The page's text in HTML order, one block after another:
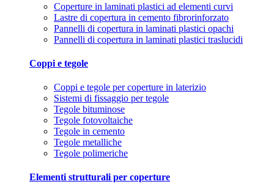
Coperture in laminati plastici ad elementi curvi
Lastre di copertura in cemento fibrorinforzato
Pannelli di copertura in laminati plastici opachi
Pannelli di copertura in laminati plastici traslucidi
Coppi e tegole
Coppi e tegole per coperture in laterizio
Sistemi di fissaggio per tegole
Tegole bituminose
Tegole fotovoltaiche
Tegole in cemento
Tegole metalliche
Tegole polimeriche
Elementi strutturali per coperture